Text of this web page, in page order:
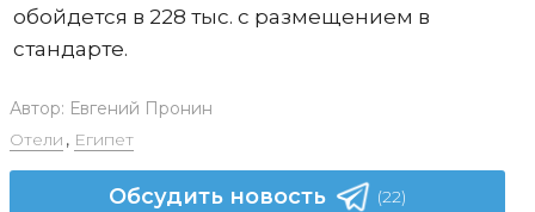
обойдется в 228 тыс. с размещением в
стандарте.
Автор: Евгений Пронин
Отели , Египет
Обсудить новость (22)